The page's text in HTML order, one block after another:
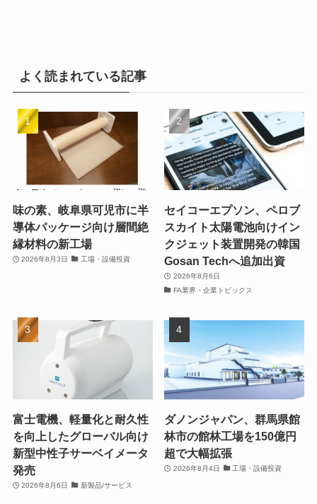
よく読まれている記事
味の素、岐阜県可児市に半
導体パッケージ向け層間絶
縁材料の新工場
2026年8月3日 工場・設備投資
セイコーエプソン、ペロブ
スカイト太陽電池向けイン
クジェット装置開発の韓国
Gosan Techへ追加出資
2026年8月6日
FA業界・企業トピックス
富士電機、軽量化と耐久性
を向上したグローバル向け
新型中性子サーベイメータ
発売
2026年8月6日 新製品/サービス
ダノンジャパン、群馬県館
林市の館林工場を150億円
超で大幅拡張
2026年8月4日 工場・設備投資